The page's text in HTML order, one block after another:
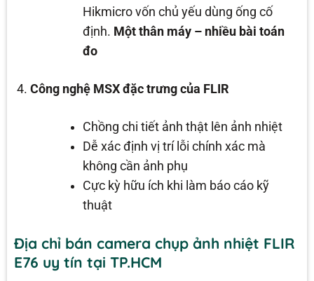
Hikmicro vốn chủ yếu dùng ống cố
định. Một thân máy – nhiều bài toán
đo
Công nghệ MSX đặc trưng của FLIR
Chồng chi tiết ảnh thật lên ảnh nhiệt
Dễ xác định vị trí lỗi chính xác mà
không cần ảnh phụ
Cực kỳ hữu ích khi làm báo cáo kỹ
thuật
Địa chỉ bán camera chụp ảnh nhiệt FLIR
E76 uy tín tại TP.HCM